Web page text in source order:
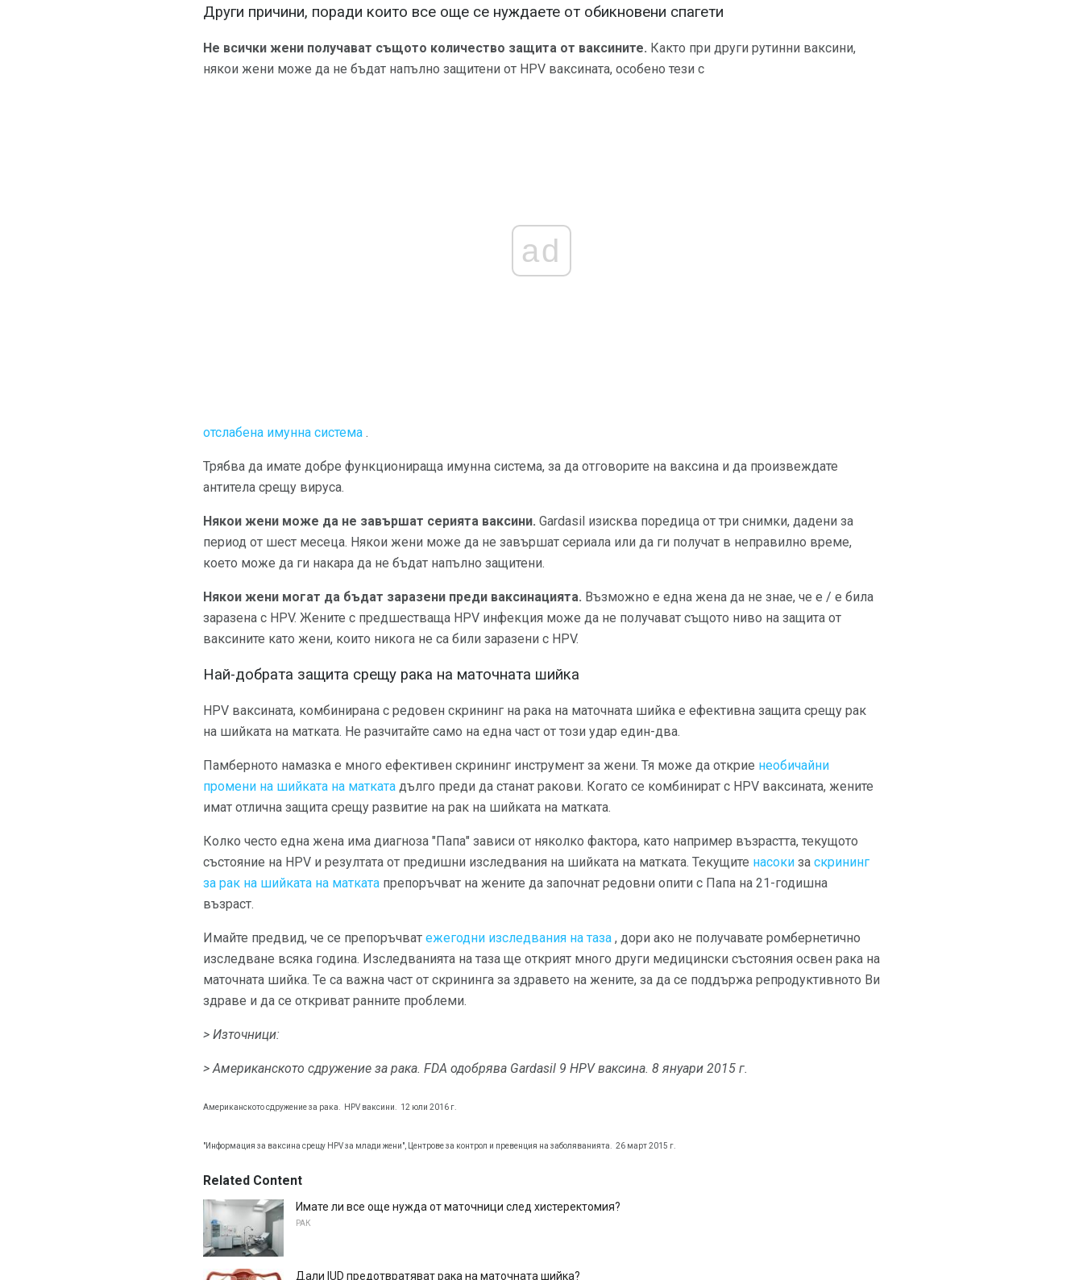
Други причини, поради които все още се нуждаете от обикновени спагети
Не всички жени получават същото количество защита от ваксините. Както при други рутинни ваксини,
някои жени може да не бъдат напълно защитени от HPV ваксината, особено тези с
ad
отслабена имунна система .
Трябва да имате добре функционираща имунна система, за да отговорите на ваксина и да произвеждате
антитела срещу вируса.
Някои жени може да не завършат серията ваксини. Gardasil изисква поредица от три снимки, дадени за
период от шест месеца. Някои жени може да не завършат сериала или да ги получат в неправилно време,
което може да ги накара да не бъдат напълно защитени.
Някои жени могат да бъдат заразени преди ваксинацията. Възможно е една жена да не знае, че е / е била
заразена с HPV. Жените с предшестваща HPV инфекция може да не получават същото ниво на защита от
ваксините като жени, които никога не са били заразени с HPV.
Най-добрата защита срещу рака на маточната шийка
HPV ваксината, комбинирана с редовен скрининг на рака на маточната шийка е ефективна защита срещу рак
на шийката на матката. Не разчитайте само на една част от този удар един-два.
Памберното намазка е много ефективен скрининг инструмент за жени. Тя може да открие необичайни
промени на шийката на матката дълго преди да станат ракови. Когато се комбинират с HPV ваксината, жените
имат отлична защита срещу развитие на рак на шийката на матката.
Колко често една жена има диагноза "Папа" зависи от няколко фактора, като например възрастта, текущото
състояние на HPV и резултата от предишни изследвания на шийката на матката. Текущите насоки за скрининг
за рак на шийката на матката препоръчват на жените да започнат редовни опити с Папа на 21-годишна
възраст.
Имайте предвид, че се препоръчват ежегодни изследвания на таза , дори ако не получавате ромбернетично
изследване всяка година. Изследванията на таза ще открият много други медицински състояния освен рака на
маточната шийка. Те са важна част от скрининга за здравето на жените, за да се поддържа репродуктивното Ви
здраве и да се откриват ранните проблеми.
> Източници:
> Американското сдружение за рака. FDA одобрява Gardasil 9 HPV ваксина. 8 януари 2015 г.
Американското сдружение за рака. HPV ваксини. 12 юли 2016 г.
"Информация за ваксина срещу HPV за млади жени", Центрове за контрол и превенция на заболяванията. 26 март 2015 г.
Related Content
Имате ли все още нужда от маточници след хистеректомия?
РАК
Дали IUD предотвратяват рака на маточната шийка?